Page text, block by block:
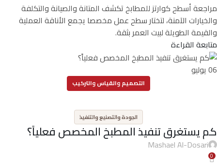
مراجعة أسطح كوارتز للمطابخ تكشف المتانة والصيانة والتكلفة
والخيارات الآمنة، لتختار سطح عمل مخصصا يجمع الأناقة العملية
والقيمة الطويلة لبيت العمر بثقة.
متابعة القراءة
06 يوليو
التصميم والقياس والتركيب
الجودة والتصنيع والتنفيذ
كم يستغرق تنفيذ المطبخ المخصص فعلياً؟
Mashael Al-Dosari
0